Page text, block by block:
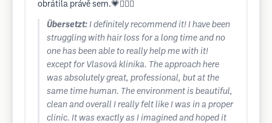
obrátila právě sem.💗💆🏻‍♀️
Übersetzt: I definitely recommend it! I have been
struggling with hair loss for a long time and no
one has been able to really help me with it!
except for Vlasová klinika. The approach here
was absolutely great, professional, but at the
same time human. The environment is beautiful,
clean and overall I really felt like I was in a proper
clinic. It was exactly as I imagined and hoped it